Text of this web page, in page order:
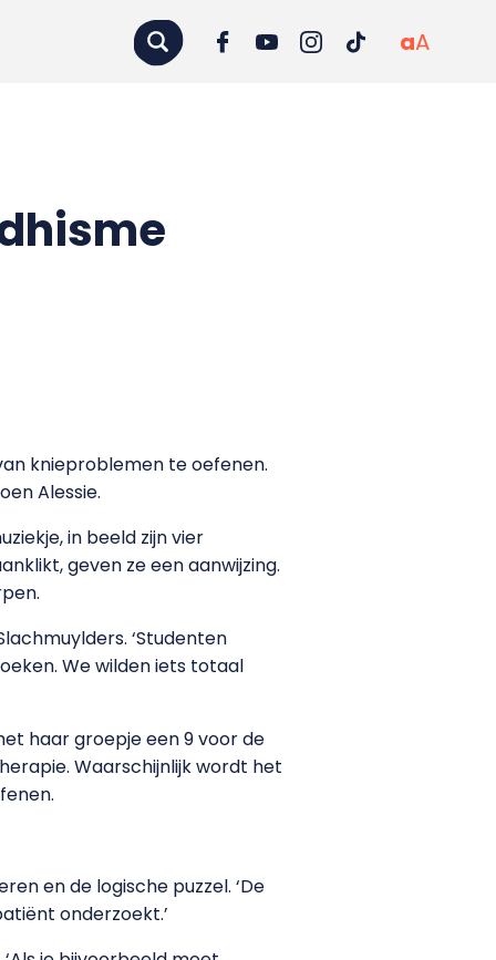
aA
knieproblemen te oefenen.
Alessie.
in beeld zijn vier
geven ze een aanwijzing.
‘Studenten
We wilden iets totaal
haar groepje een 9 voor de
Waarschijnlijk wordt het
en de logische puzzel. ‘De
onderzoekt.’